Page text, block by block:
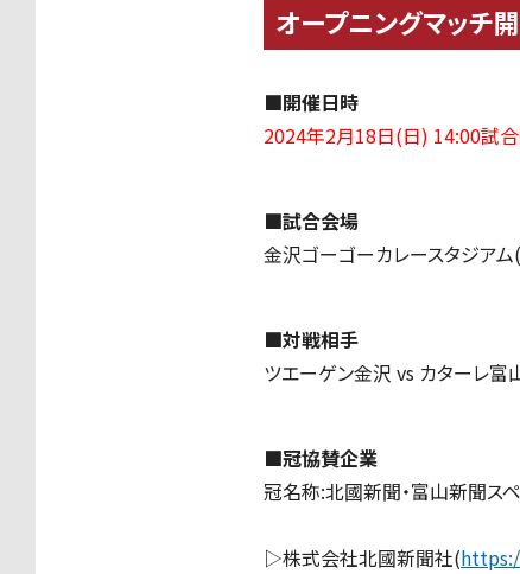
オープニングマッチ
■開催日時
2024年2月18日(日) 14:00試
■試合会場
金沢ゴーゴーカレースタジア
■対戦相手
ツエーゲン金沢 vs カターレ富
■冠協賛企業
冠名称:北國新聞・富山新聞ス
▷株式会社北國新聞社(